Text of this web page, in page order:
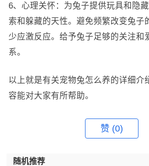
6、心理关怀：为兔子提供玩具和隐
索和躲藏的天性。避免频繁改变兔子
少应激反应。给予兔子足够的关注和
系。
以上就是有关宠物兔怎么养的详细介
容能对大家有所帮助。
赞 (0)
随机推荐